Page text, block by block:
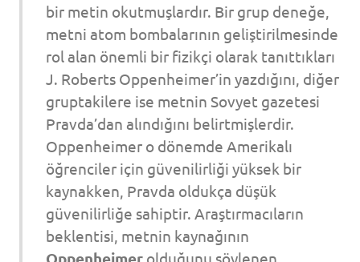
bir metin okutmuşlardır. Bir grup deneğe,
metni atom bombalarının geliştirilmesinde
rol alan önemli bir fizikçi olarak tanıttıkları
J. Roberts Oppenheimer’in yazdığını, diğer
gruptakilere ise metnin Sovyet gazetesi
Pravda’dan alındığını belirtmişlerdir.
Oppenheimer o dönemde Amerikalı
öğrenciler için güvenilirliği yüksek bir
kaynakken, Pravda oldukça düşük
güvenilirliğe sahiptir. Araştırmacıların
beklentisi, metnin kaynağının
olduğunu söylenen